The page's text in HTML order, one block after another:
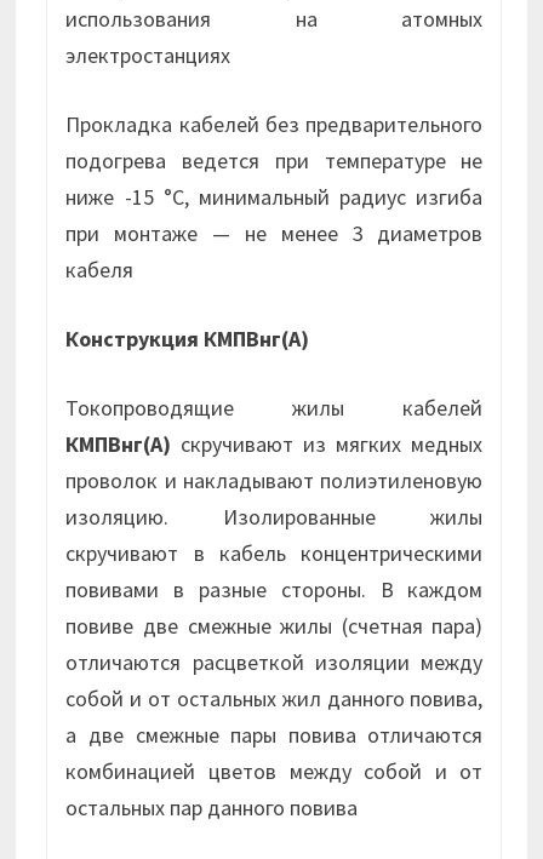
использования на атомных
электростанциях
Прокладка кабелей без предварительного
подогрева ведется при температуре не
ниже -15 °С, минимальный радиус изгиба
при монтаже — не менее 3 диаметров
кабеля
Конструкция КМПВнг(А)
Токопроводящие жилы кабелей
КМПВнг(А) скручивают из мягких медных
проволок и накладывают полиэтиленовую
изоляцию. Изолированные жилы
скручивают в кабель концентрическими
повивами в разные стороны. В каждом
повиве две смежные жилы (счетная пара)
отличаются расцветкой изоляции между
собой и от остальных жил данного повива,
а две смежные пары повива отличаются
комбинацией цветов между собой и от
остальных пар данного повива